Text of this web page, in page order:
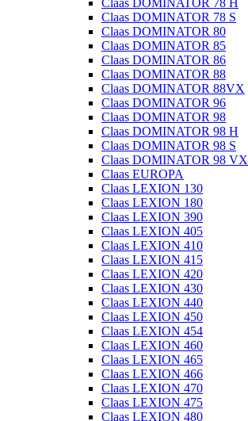
Claas DOMINATOR 78 H
Claas DOMINATOR 78 S
Claas DOMINATOR 80
Claas DOMINATOR 85
Claas DOMINATOR 86
Claas DOMINATOR 88
Claas DOMINATOR 88VX
Claas DOMINATOR 96
Claas DOMINATOR 98
Claas DOMINATOR 98 H
Claas DOMINATOR 98 S
Claas DOMINATOR 98 VX
Claas EUROPA
Claas LEXION 130
Claas LEXION 180
Claas LEXION 390
Claas LEXION 405
Claas LEXION 410
Claas LEXION 415
Claas LEXION 420
Claas LEXION 430
Claas LEXION 440
Claas LEXION 450
Claas LEXION 454
Claas LEXION 460
Claas LEXION 465
Claas LEXION 466
Claas LEXION 470
Claas LEXION 475
Claas LEXION 480